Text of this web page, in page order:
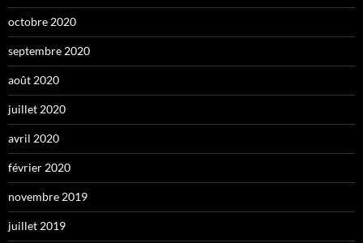
octobre 2020
septembre 2020
août 2020
juillet 2020
avril 2020
février 2020
novembre 2019
juillet 2019